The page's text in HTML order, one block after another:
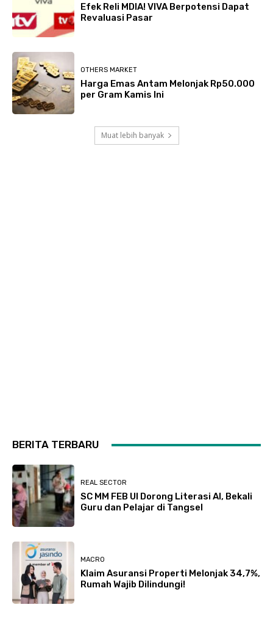
Efek Reli MDIA! VIVA Berpotensi Dapat
Revaluasi Pasar
OTHERS MARKET
Harga Emas Antam Melonjak Rp50.000
per Gram Kamis Ini
Muat lebih banyak
BERITA TERBARU
REAL SECTOR
SC MM FEB UI Dorong Literasi AI, Bekali
Guru dan Pelajar di Tangsel
MACRO
Klaim Asuransi Properti Melonjak 34,7%,
Rumah Wajib Dilindungi!